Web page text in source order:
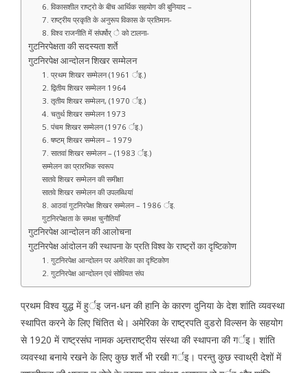
6. विकासशील राष्ट्रो के बीच आर्थिक सहयोग की बुनियाद –
7. राष्ट्रीय प्रकृति के अनुरूप विकास के प्रतिमान-
8. विश्व राजनीति में संघर्षोर् े को टालना-
गुटनिरपेक्षता की सदस्यता शर्ते
गुटनिरपेक्ष आन्दोलन शिखर सम्मेलन
1. प्रथम शिखर सम्मेलन (1961 र्इ.)
2. द्वितीय शिखर सम्मेलन 1964
3. तृतीय शिखर सम्मेलन, (1970 र्इ.)
4. चतुर्थ शिखर सम्मेलन 1973
5. पंचम शिखर सम्मेलन (1976 र्इ.)
6. षष्टम् शिखर सम्मेलन – 1979
7. सातवां शिखर सम्मेलन – (1983 र्इ.)
सम्मेलन का प्रारभिक स्वरूप
सातवे शिखर सम्मेलन की समीक्षा
सातवे शिखर सम्मेलन की उपलब्धियां
8. आठवां गुटनिरपेक्ष शिखर सम्मेलन – 1986 र्इ.
गुटनिरपेक्षता के समक्ष चुनौतियाँ
गुटनिरपेक्ष आन्दोलन की आलोचना
गुटनिरपेक्ष आंदोलन की स्थापना के प्रति विश्व के राष्ट्रों का दृष्टिकोण
1. गुटनिरपेक्ष आन्दोलन पर अमेरिका का दृष्टिकोण
2. गुटनिरपेक्ष आन्दोलन एवं सोवियत संघ
प्रथम विश्व युद्ध में हुर्इ जन-धन की हानि के कारण दुनिया के देश शांति व्यवस्था
स्थापित करने के लिए चिंतित थे। अमेरिका के राष्ट्रपति वुडरो विल्सन के सहयोग
से 1920 में राष्ट्रसंघ नामक अन्र्तराष्ट्रीय संस्था की स्थापना की गर्इ। शांति
व्यवस्था बनाये रखने के लिए कुछ शर्ते भी रखी गर्इ। परन्तु कुछ स्वाथ्री देशों में